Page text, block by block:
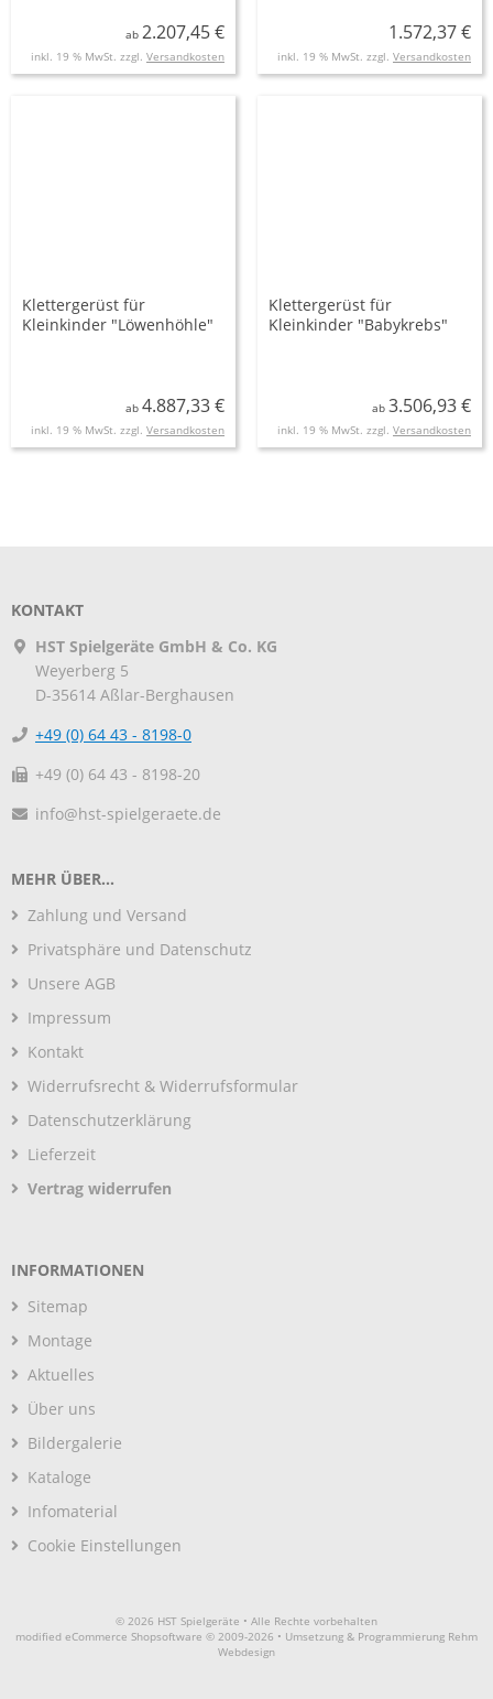
ab 2.207,45 €
inkl. 19 % MwSt. zzgl. Versandkosten
1.572,37 €
inkl. 19 % MwSt. zzgl. Versandkosten
Klettergerüst für
Kleinkinder "Löwenhöhle"
ab 4.887,33 €
inkl. 19 % MwSt. zzgl. Versandkosten
Klettergerüst für
Kleinkinder "Babykrebs"
ab 3.506,93 €
inkl. 19 % MwSt. zzgl. Versandkosten
KONTAKT
HST Spielgeräte GmbH & Co. KG
Weyerberg 5
D-35614 Aßlar-Berghausen
+49 (0) 64 43 - 8198-0
+49 (0) 64 43 - 8198-20
info@hst-spielgeraete.de
MEHR ÜBER...
Zahlung und Versand
Privatsphäre und Datenschutz
Unsere AGB
Impressum
Kontakt
Widerrufsrecht & Widerrufsformular
Datenschutzerklärung
Lieferzeit
Vertrag widerrufen
INFORMATIONEN
Sitemap
Montage
Aktuelles
Über uns
Bildergalerie
Kataloge
Infomaterial
Cookie Einstellungen
© 2026 HST Spielgeräte • Alle Rechte vorbehalten
modified eCommerce Shopsoftware © 2009-2026 • Umsetzung & Programmierung Rehm
Webdesign